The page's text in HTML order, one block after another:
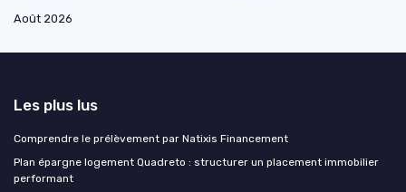
Août 2026
Les plus lus
Comprendre le prélèvement par Natixis Financement
Plan épargne logement Quadreto : structurer un placement immobilier
performant